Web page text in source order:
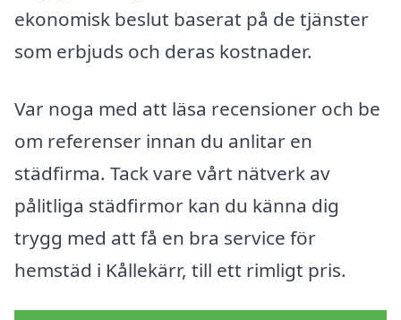
ekonomisk beslut baserat på de tjänster
som erbjuds och deras kostnader.
Var noga med att läsa recensioner och be
om referenser innan du anlitar en
städfirma. Tack vare vårt nätverk av
pålitliga städfirmor kan du känna dig
trygg med att få en bra service för
hemstäd i Kållekärr, till ett rimligt pris.